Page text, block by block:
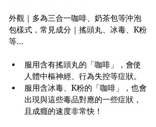
外觀｜多為三合一咖啡、奶茶包等沖泡
包樣式，常見成分｜搖頭丸、冰毒、K粉
等…
服用含有搖頭丸的「咖啡」，會使
人體中樞神經、行為失控等症狀。
服用含冰毒、K粉的「咖啡」，也會
出現與這些毒品對應的一些症狀，
且成癮的速度非常快！